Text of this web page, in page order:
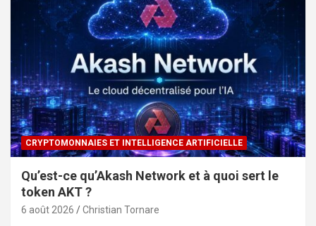
CRYPTOMONNAIES ET INTELLIGENCE ARTIFICIELLE
Qu’est-ce qu’Akash Network et à quoi sert le
token AKT ?
6 août 2026 Christian Tornare